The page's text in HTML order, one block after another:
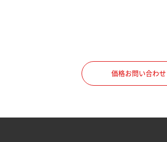
所属部署
価格お問い合わせ